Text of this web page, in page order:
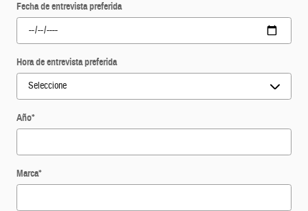
Fecha de entrevista preferida
Hora de entrevista preferida
Año*
Marca*